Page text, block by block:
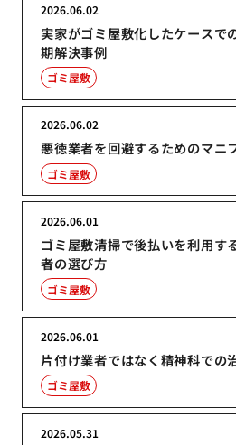
実家がゴミ屋敷化したケースで
期解決事例
2026.06.02
ゴミ屋敷
悪徳業者を回避するためのマニ
2026.06.02
ゴミ屋敷
ゴミ屋敷清掃で後払いを利用す
者の選び方
2026.06.01
ゴミ屋敷
片付け業者ではなく精神科での
2026.06.01
ゴミ屋敷
2026.05.31